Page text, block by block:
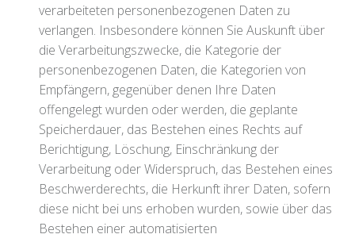
verarbeiteten personenbezogenen Daten zu
verlangen. Insbesondere können Sie Auskunft über
die Verarbeitungszwecke, die Kategorie der
personenbezogenen Daten, die Kategorien von
Empfängern, gegenüber denen Ihre Daten
offengelegt wurden oder werden, die geplante
Speicherdauer, das Bestehen eines Rechts auf
Berichtigung, Löschung, Einschränkung der
Verarbeitung oder Widerspruch, das Bestehen eines
Beschwerderechts, die Herkunft ihrer Daten, sofern
diese nicht bei uns erhoben wurden, sowie über das
Bestehen einer automatisierten